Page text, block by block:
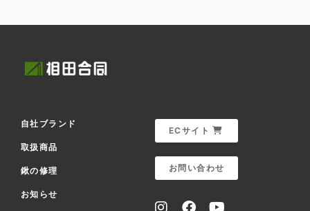
自社ブランド
取扱商品
鍬の修理
お知らせ
ECサイト
お問い合わせ